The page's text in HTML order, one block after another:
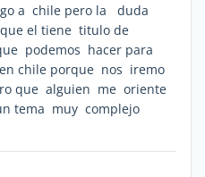
a chile pero la duda
el tiene titulo de
podemos hacer para
chile porque nos iremo
que alguien me oriente
tema muy complejo